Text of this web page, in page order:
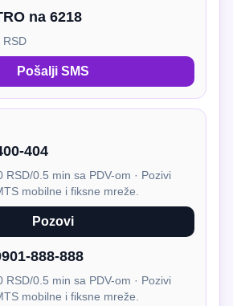
na 6218
RSD
Pošalji SMS
404
RSD/0.5 min sa PDV-om · Pozivi
mobilne i fiksne mreže.
Pozovi
888-888
RSD/0.5 min sa PDV-om · Pozivi
mobilne i fiksne mreže.